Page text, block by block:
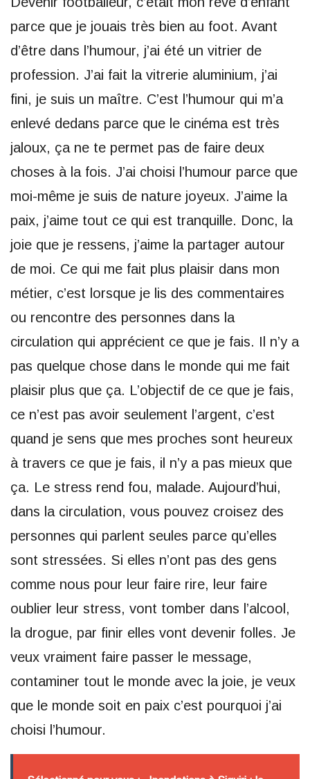
parce que je jouais très bien au foot. Avant
d’être dans l’humour, j’ai été un vitrier de
profession. J’ai fait la vitrerie aluminium, j’ai
fini, je suis un maître. C’est l’humour qui m’a
enlevé dedans parce que le cinéma est très
jaloux, ça ne te permet pas de faire deux
choses à la fois. J’ai choisi l’humour parce que
moi-même je suis de nature joyeux. J’aime la
paix, j’aime tout ce qui est tranquille. Donc, la
joie que je ressens, j’aime la partager autour
de moi. Ce qui me fait plus plaisir dans mon
métier, c’est lorsque je lis des commentaires
ou rencontre des personnes dans la
circulation qui apprécient ce que je fais. Il n’y a
pas quelque chose dans le monde qui me fait
plaisir plus que ça. L’objectif de ce que je fais,
ce n’est pas avoir seulement l’argent, c’est
quand je sens que mes proches sont heureux
à travers ce que je fais, il n’y a pas mieux que
ça. Le stress rend fou, malade. Aujourd’hui,
dans la circulation, vous pouvez croisez des
personnes qui parlent seules parce qu’elles
sont stressées. Si elles n’ont pas des gens
comme nous pour leur faire rire, leur faire
oublier leur stress, vont tomber dans l’alcool,
la drogue, par finir elles vont devenir folles. Je
veux vraiment faire passer le message,
contaminer tout le monde avec la joie, je veux
que le monde soit en paix c’est pourquoi j’ai
choisi l’humour.